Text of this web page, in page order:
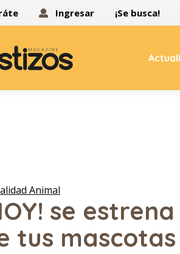
Ingresar ¡Se busca!
Animal
se
tus mascotas